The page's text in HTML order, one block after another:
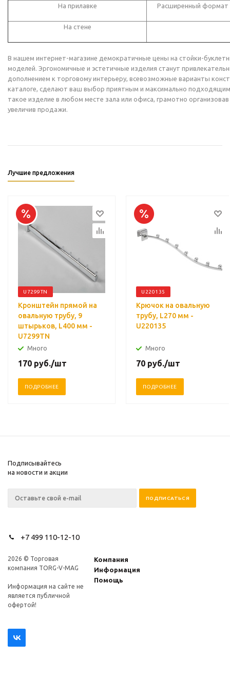
На прилавке Расширенный формат
На стене
В нашем интернет-магазине демократичные цены на стойки-
моделей. Эргономичные и эстетичные изделия станут
дополнением к торговому интерьеру, всевозможные варианты
каталоге, сделают ваш выбор приятным и максимально
такое изделие в любом месте зала или офиса, грамотно
увеличив продажи.
Лучшие предложения
U7299TN
Кронштейн прямой на
овальную трубу, 9
штырьков, L400 мм -
U7299TN
Много
170 руб./шт
ПОДРОБНЕЕ
U220135
Крючок на овальную
трубу, L270 мм -
U220135
Много
70 руб./шт
ПОДРОБНЕЕ
Подписывайтесь
на новости и акции
+7 499 110-12-10
2026 © Торговая
компания TORG-V-MAG
Информация на сайте не
является публичной
офертой!
Компания
Информация
Помощь